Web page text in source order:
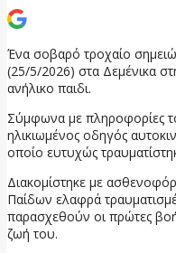
Ένα σοβαρό τροχαίο
(25/5/2026) στα Δεμένικα
ανήλικο παιδι.
Σύμφωνα με πληροφορίες
ηλικιωμένος οδηγός
οποίο ευτυχώς
Διακομίστηκε με
Παίδων ελαφρά
παρασχεθούν οι πρώτες
ζωή του.